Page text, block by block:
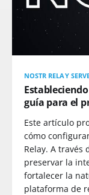
NOSTR RELAY
guía para el
Este artículo
cómo
Relay. A través
preservar la
fortalecer la
plataforma de